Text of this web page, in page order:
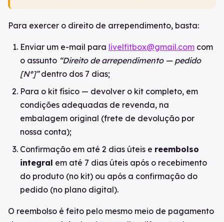
Para exercer o direito de arrependimento, basta:
Enviar um e-mail para livelfitbox@gmail.com com
o assunto “Direito de arrependimento — pedido
[Nº]”dentro dos 7 dias;
Para o kit físico — devolver o kit completo, em
condições adequadas de revenda, na
embalagem original (frete de devolução por
nossa conta);
Confirmação em até 2 dias úteis e reembolso
integral em até 7 dias úteis após o recebimento
do produto (no kit) ou após a confirmação do
pedido (no plano digital).
O reembolso é feito pelo mesmo meio de pagamento